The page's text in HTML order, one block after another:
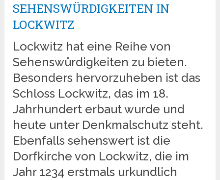
SEHENSWÜRDIGKEITEN IN
LOCKWITZ
Lockwitz hat eine Reihe von
Sehenswürdigkeiten zu bieten.
Besonders hervorzuheben ist das
Schloss Lockwitz, das im 18.
Jahrhundert erbaut wurde und
heute unter Denkmalschutz steht.
Ebenfalls sehenswert ist die
Dorfkirche von Lockwitz, die im
Jahr 1234 erstmals urkundlich